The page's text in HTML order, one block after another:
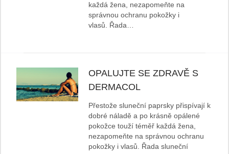
každá žena, nezapomeňte na
správnou ochranu pokožky i
vlasů. Řada…
OPALUJTE SE ZDRAVĚ S
DERMACOL
Přestože sluneční paprsky přispívají k
dobré náladě a po krásně opálené
pokožce touží téměř každá žena,
nezapomeňte na správnou ochranu
pokožky i vlasů. Řada sluneční